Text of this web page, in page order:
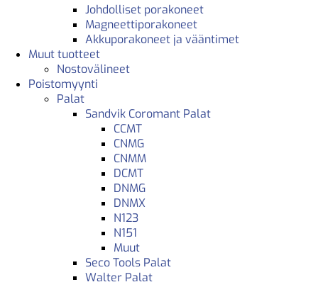
Johdolliset porakoneet
Magneettiporakoneet
Akkuporakoneet ja vääntimet
Muut tuotteet
Nostovälineet
Poistomyynti
Palat
Sandvik Coromant Palat
CCMT
CNMG
CNMM
DCMT
DNMG
DNMX
N123
N151
Muut
Seco Tools Palat
Walter Palat